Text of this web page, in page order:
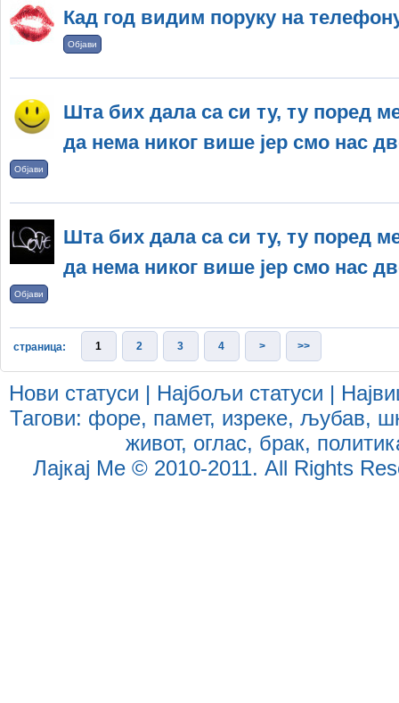
Кад год видим поруку на
Објави
Шта бих дала са си ту, ту поред
да нема никог више јер смо нас
Објави
Шта бих дала са си ту, ту поред
да нема никог више јер смо нас
Објави
страница: 1 2 3 4 > >>
Нови статуси | Најбољи статуси |
Тагови: форе, памет, изреке,љубав,
живот, оглас, брак,
Лајкај Ме © 2010-2011. All Rights